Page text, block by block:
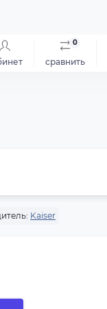
сравнить
0
Kaiser